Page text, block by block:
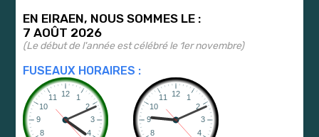
EN EIRAEN, NOUS SOMMES LE :
7 AOÛT 2026
(Le début de l'année est célébré le 1er novembre)
FUSEAUX HORAIRES :